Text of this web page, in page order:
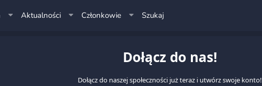
Aktualności Członkowie Szukaj
Dołącz do nas!
Dołącz do naszej społeczności już teraz i utwórz swoje konto!